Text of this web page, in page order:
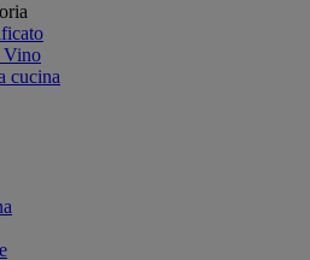
Vino
cucina